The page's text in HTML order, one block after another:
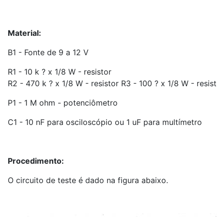
Material:
B1 - Fonte de 9 a 12 V
R1 - 10 k ? x 1/8 W - resistor
R2 - 470 k ? x 1/8 W - resistor R3 - 100 ? x 1/8 W -
P1 - 1 M ohm - potenciômetro
C1 - 10 nF para osciloscópio ou 1 uF para multímetro
Procedimento:
O circuito de teste é dado na figura abaixo.